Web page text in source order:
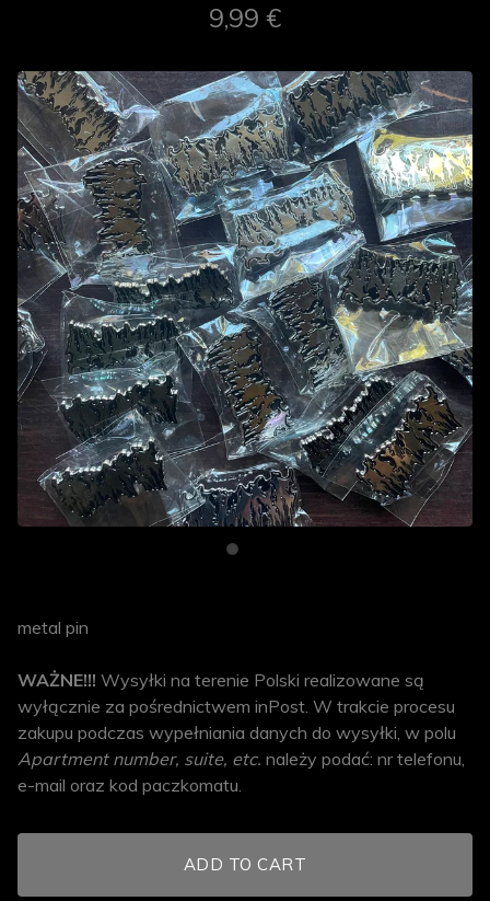
9,99 €
metal pin
WAŻNE!!! Wysyłki na terenie Polski realizowane są
wyłącznie za pośrednictwem inPost. W trakcie procesu
zakupu podczas wypełniania danych do wysyłki, w polu
Apartment number, suite, etc. należy podać: nr telefonu,
e-mail oraz kod paczkomatu.
ADD TO CART